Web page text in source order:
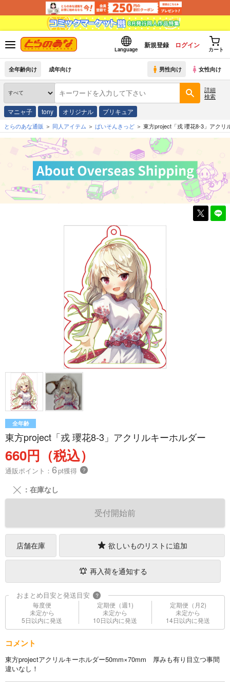
Language
新規登録 ログイン
カート
全年齢向け 成年向け 男性向け 女性向け
詳細
検索
マニャ子 tony オリジナル プリキュア
とらのあな通販 同人アイテム ぱいそんきっど 東方project「戎 瓔花8-3」アクリ
全年齢
東方project「戎 瓔花8-3」アクリルキーホルダー
660円（税込）
通販ポイント： 6pt獲得 ？
╳ ：在庫なし
受付開始前
店舗在庫 欲しいものリストに追加
再入荷を通知する
おまとめ目安と発送目安 ?
毎度便
未定から
5日以内に発送
定期便（週1)
未定から
10日以内に発送
定期便（月2)
未定から
14日以内に発送
コメント
東方projectアクリルキーホルダー50mm×70mm 厚みも有り目立つ事間
違いなし！